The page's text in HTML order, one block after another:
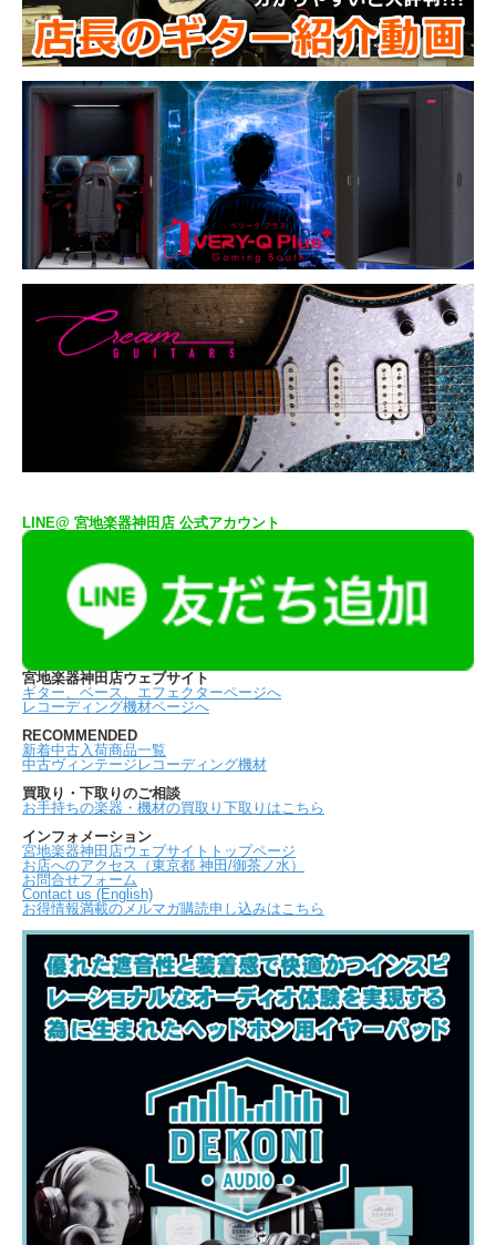
LINE@ 宮地楽器神田店 公式アカウント
宮地楽器神田店ウェブサイト
ギター、ベース、エフェクターページへ
レコーディング機材ページへ
RECOMMENDED
新着中古入荷商品一覧
中古ヴィンテージレコーディング機材
買取り・下取りのご相談
お手持ちの楽器・機材の買取り下取りはこちら
インフォメーション
宮地楽器神田店ウェブサイトトップページ
お店へのアクセス（東京都 神田/御茶ノ水）
お問合せフォーム
Contact us (English)
お得情報満載のメルマガ購読申し込みはこちら